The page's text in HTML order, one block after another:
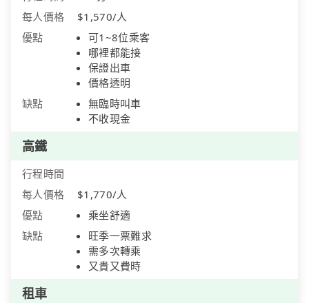
每人價格
$1,570/人
優點
可1~8位乘客
哪裡都能接
保證出車
價格透明
缺點
無臨時叫車
不收現金
高鐵
行程時間
每人價格
$1,770/人
優點
乘坐舒適
缺點
旺季一票難求
需多次轉乘
又貴又費時
租車